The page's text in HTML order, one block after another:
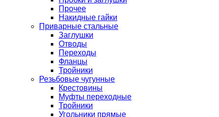
Прочее
Накидные гайки
Приварные стальные
Заглушки
Отводы
Переходы
Фланцы
Тройники
Резьбовые чугунные
Крестовины
Муфты переходные
Тройники
Угольники прямые